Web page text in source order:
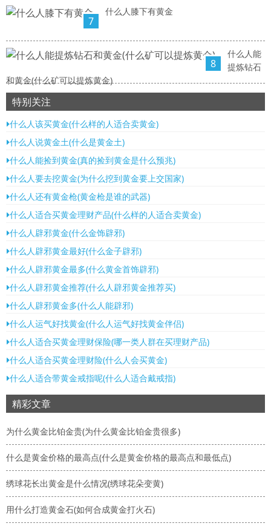
7
什么人膝下有黄金
8
什么人能
提炼钻石
和黄金(什么矿可以提炼黄金)
特别关注
什么人该买黄金(什么样的人适合卖黄金)
什么人说黄金土(什么是黄金土)
什么人能捡到黄金(真的捡到黄金是什么预兆)
什么人要去挖黄金(为什么挖到黄金要上交国家)
什么人还有黄金枪(黄金枪是谁的武器)
什么人适合买黄金理财产品(什么样的人适合卖黄金)
什么人辟邪黄金(什么金饰辟邪)
什么人辟邪黄金最好(什么金子辟邪)
什么人辟邪黄金最多(什么黄金首饰辟邪)
什么人辟邪黄金推荐(什么人辟邪黄金推荐买)
什么人辟邪黄金多(什么人能辟邪)
什么人运气好找黄金(什么人运气好找黄金伴侣)
什么人适合买黄金理财保险(哪一类人群在买理财产品)
什么人适合买黄金理财险(什么人会买黄金)
什么人适合带黄金戒指呢(什么人适合戴戒指)
精彩文章
为什么黄金比铂金贵(为什么黄金比铂金贵很多)
什么是黄金价格的最高点(什么是黄金价格的最高点和最低点)
绣球花长出黄金是什么情况(绣球花朵变黄)
用什么打造黄金石(如何合成黄金打火石)